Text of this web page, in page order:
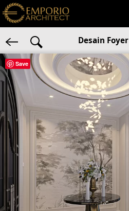
Desain Foyer
Save